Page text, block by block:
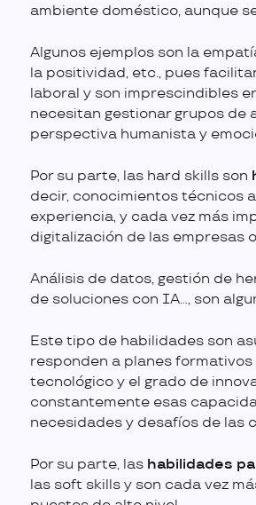
ambiente doméstico, aunque
Algunos ejemplos son la
la positividad, etc., pues
laboral y son imprescindibles
necesitan gestionar grupos de
perspectiva humanista y
Por su parte, las hard skills son
decir, conocimientos técnicos
experiencia, y cada vez más
digitalización de las empresas
Análisis de datos, gestión de
de soluciones con IA…, son
Este tipo de habilidades son
responden a planes
tecnológico y el grado de
constantemente esas
necesidades y desafíos de las
Por su parte, las habilidades
las soft skills y son cada vez